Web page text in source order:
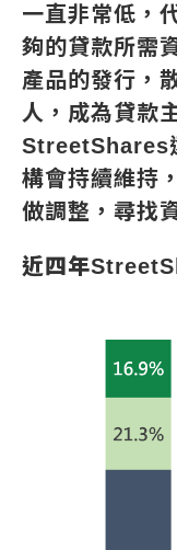
一直非常低，
夠的貸款所需
產品的發行，
人，成為貸款
StreetShares
構會持續維持
做調整，尋找
近四年